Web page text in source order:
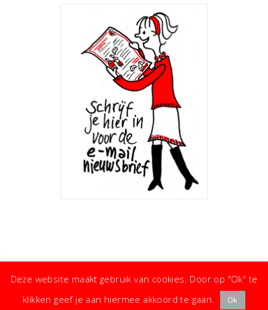
Deze website maakt gebruik van cookies. Door op "Ok" te
klikken geef je aan hiermee akkoord te gaan.
Ok